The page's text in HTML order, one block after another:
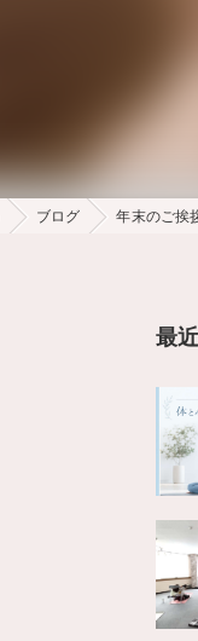
ブログ 年末のご挨
最